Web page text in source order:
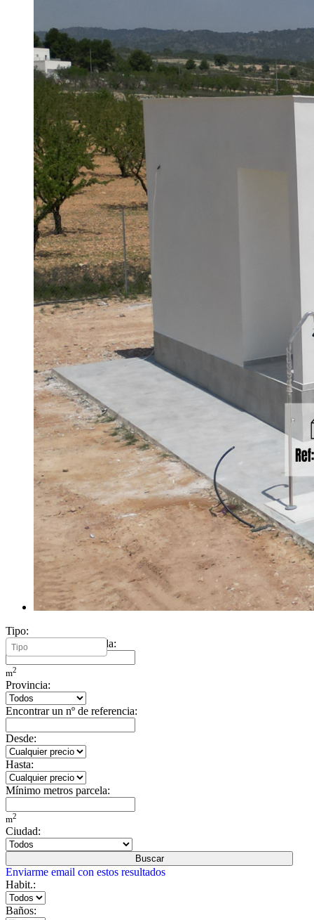
Tipo:
Mínimo metros vivienda:
m2
Provincia:
Encontrar un nº de referencia:
Desde:
Hasta:
Mínimo metros parcela:
m2
Ciudad:
Buscar
Enviarme email con estos resultados
Habit.:
Baños: